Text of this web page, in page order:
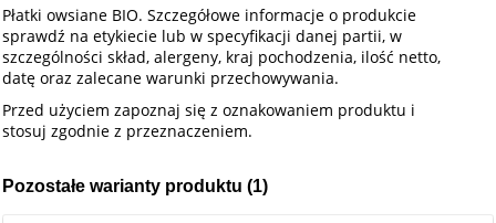
Płatki owsiane BIO. Szczegółowe informacje o produkcie
sprawdź na etykiecie lub w specyfikacji danej partii, w
szczególności skład, alergeny, kraj pochodzenia, ilość netto,
datę oraz zalecane warunki przechowywania.
Przed użyciem zapoznaj się z oznakowaniem produktu i
stosuj zgodnie z przeznaczeniem.
Pozostałe warianty produktu (1)